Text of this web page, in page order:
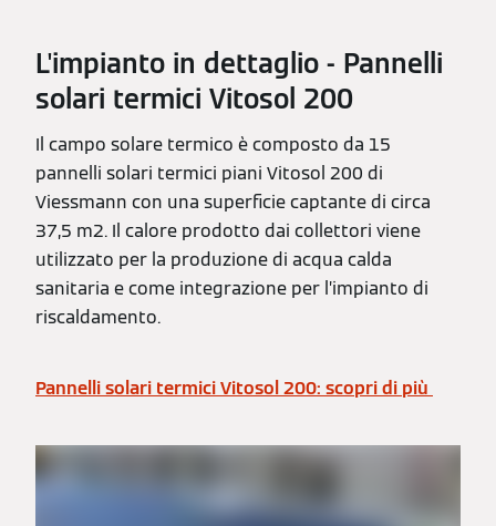
L'impianto in dettaglio - Pannelli
solari termici Vitosol 200
Il campo solare termico è composto da 15
pannelli solari termici piani Vitosol 200 di
Viessmann con una superficie captante di circa
37,5 m2. Il calore prodotto dai collettori viene
utilizzato per la produzione di acqua calda
sanitaria e come integrazione per l’impianto di
riscaldamento.
Pannelli solari termici Vitosol 200: scopri di più